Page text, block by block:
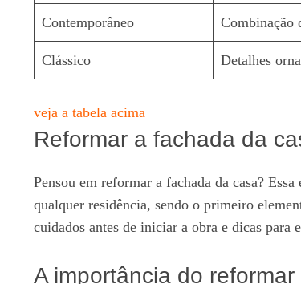
Contemporâneo Combinação
Clássico Detalhes
veja a tabela acima
Reformar a fachada da
Pensou em reformar a fachada da casa?
qualquer residência, sendo o primeiro
cuidados antes de iniciar a obra e dicas para
A importância do